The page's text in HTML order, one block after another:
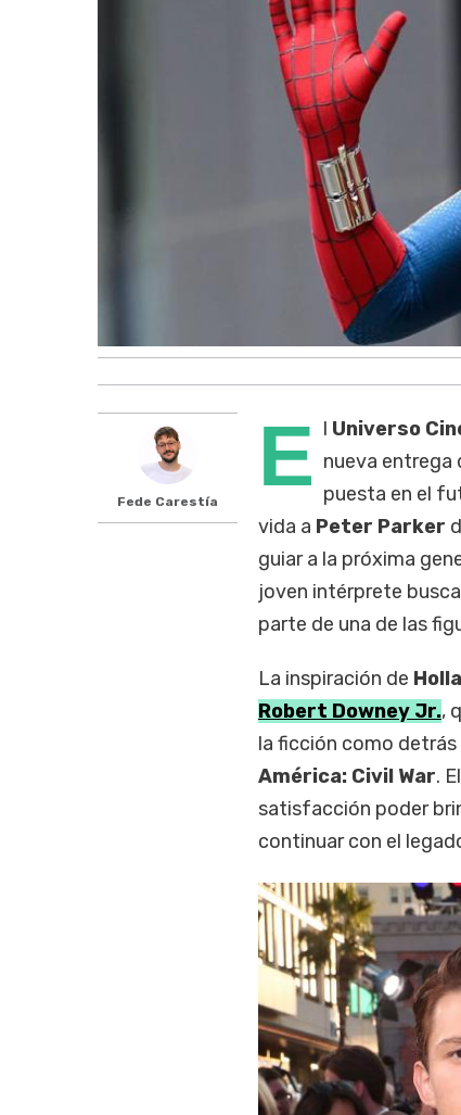
Fede Carestía E l Universo
nueva entrega
puesta en el
vida a Peter Parker
guiar a la próxima
joven intérprete
parte de una de las
La inspiración de
Robert Downey Jr.,
la ficción como detrás
América: Civil War.
satisfacción poder
continuar con el